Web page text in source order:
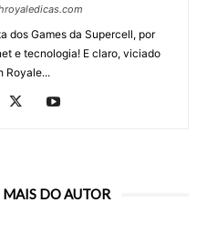
dos Games da Supercell, por
e tecnologia! E claro, viciado
Royale...
MAIS DO AUTOR